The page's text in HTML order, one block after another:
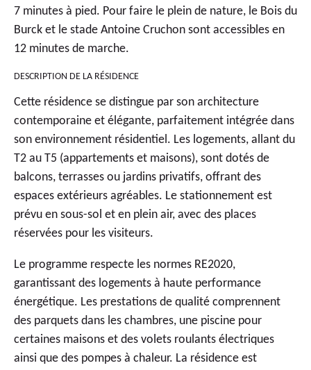
7 minutes à pied. Pour faire le plein de nature, le Bois du
Burck et le stade Antoine Cruchon sont accessibles en
12 minutes de marche.
DESCRIPTION DE LA RÉSIDENCE
Cette résidence se distingue par son architecture
contemporaine et élégante, parfaitement intégrée dans
son environnement résidentiel. Les logements, allant du
T2 au T5 (appartements et maisons), sont dotés de
balcons, terrasses ou jardins privatifs, offrant des
espaces extérieurs agréables. Le stationnement est
prévu en sous-sol et en plein air, avec des places
réservées pour les visiteurs.
Le programme respecte les normes RE2020,
garantissant des logements à haute performance
énergétique. Les prestations de qualité comprennent
des parquets dans les chambres, une piscine pour
certaines maisons et des volets roulants électriques
ainsi que des pompes à chaleur. La résidence est